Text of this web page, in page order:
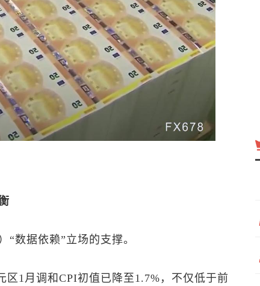
“数据依赖”立场的支撑。
1月调和CPI初值已降至1.7%，不仅低于前